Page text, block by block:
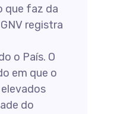
que faz da
registra
o País. O
em que o
do